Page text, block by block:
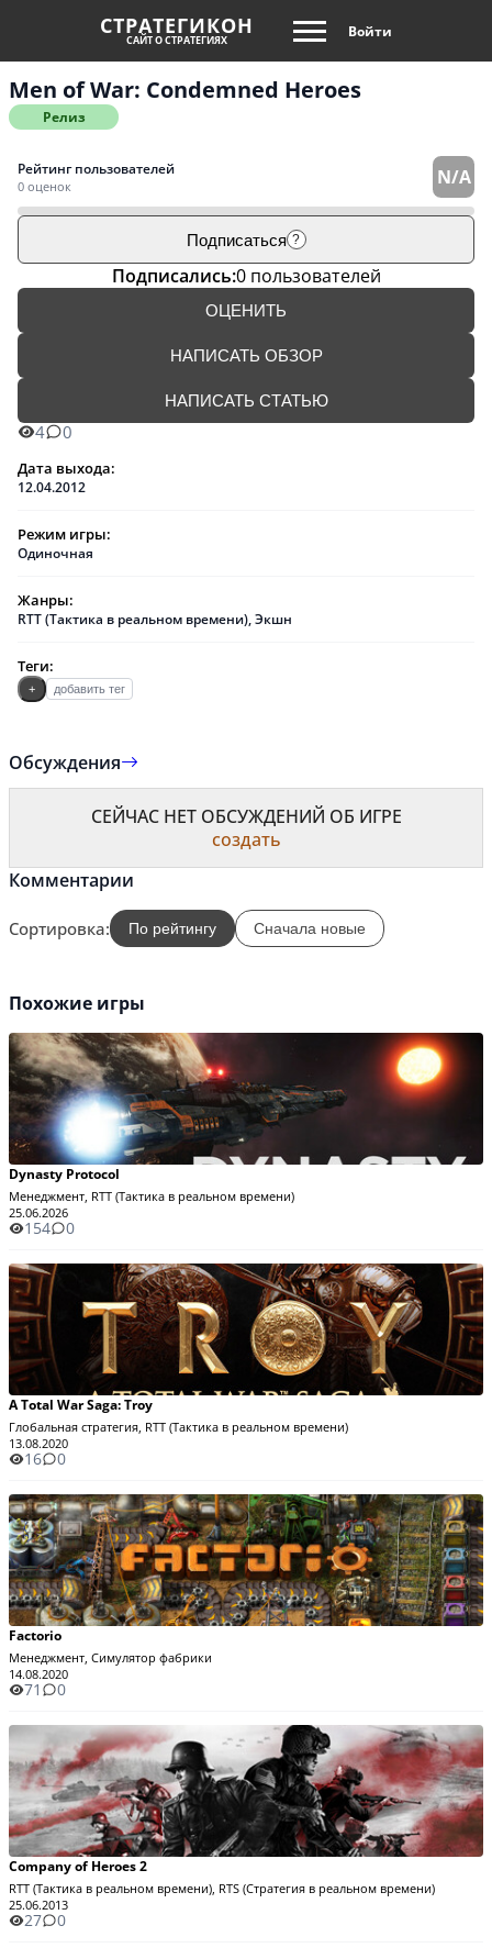
СТРАТЕГИКОН
САЙТ О СТРАТЕГИЯХ Войти
Men of War: Condemned Heroes
Релиз
Рейтинг пользователей
0 оценок N/A
Подписаться ?
Подписались:0 пользователей
ОЦЕНИТЬ
НАПИСАТЬ ОБЗОР
НАПИСАТЬ СТАТЬЮ
4 0
Дата выхода:
12.04.2012
Режим игры:
Одиночная
Жанры:
RTT (Тактика в реальном времени),Экшн
Теги:
+ добавить тег
Обсуждения
СЕЙЧАС НЕТ ОБСУЖДЕНИЙ ОБ ИГРЕ
создать
Комментарии
Сортировка: По рейтингу Сначала новые
Похожие игры
Dynasty Protocol
Менеджмент, RTT (Тактика в реальном времени)
25.06.2026
154 0
A Total War Saga: Troy
Глобальная стратегия, RTT (Тактика в реальном времени)
13.08.2020
16 0
Factorio
Менеджмент, Симулятор фабрики
14.08.2020
71 0
Company of Heroes 2
RTT (Тактика в реальном времени), RTS (Стратегия в реальном времени)
25.06.2013
27 0